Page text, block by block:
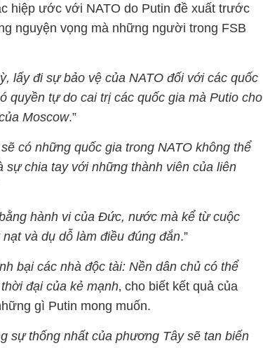
hiệp ước với NATO do Putin đề xuất trước
nguyện vọng mà những người trong FSB
lấy đi sự bảo vệ của NATO đối với các quốc
quyền tự do cai trị các quốc gia mà Putio cho
Moscow.”
có những quốc gia trong NATO không thể
chia tay với những thành viên của liên
hành vi của Đức, nước mà kể từ cuộc
và dụ dỗ làm điều đúng đắn.”
bại các nhà độc tài: Nền dân chủ có thể
đại của kẻ mạnh‚ cho biết kết quả của
gì Putin mong muốn.
sự thống nhất của phương Tây sẽ tan biến